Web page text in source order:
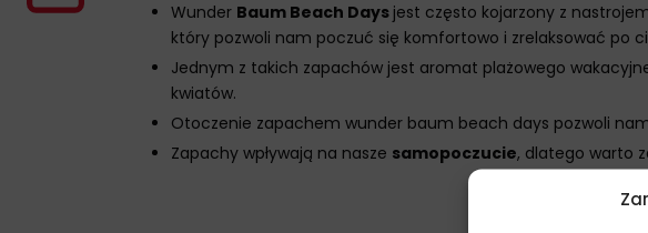
Wunder Baum Beach Days jest często kojarzony z
który pozwoli nam poczuć się komfortowo i zrelaksować po
Jednym z takich zapachów jest aromat plażowego
kwiatów.
Otoczenie zapachem wunder baum beach days pozwoli
Zapachy wpływają na nasze samopoczucie, dlatego warto